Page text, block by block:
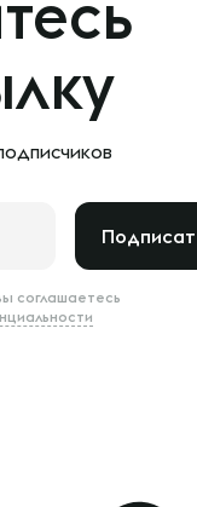
соглашаетесь